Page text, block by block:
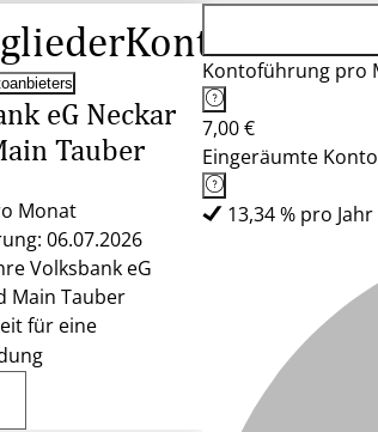
eG Neckar
Tauber
Monat
06.07.2026
Volksbank eG
Main Tauber
für eine
Kontoführung pro
7,00 €
Eingeräumte
13,34 % pro Jahr